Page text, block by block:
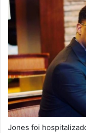
Jones foi